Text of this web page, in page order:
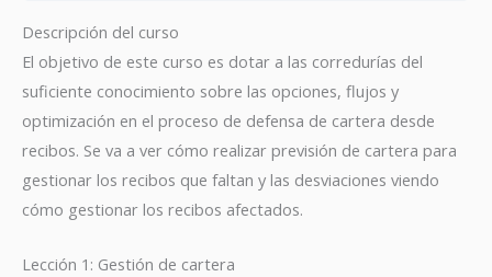
Descripción del curso
El objetivo de este curso es dotar a las corredurías del
suficiente conocimiento sobre las opciones, flujos y
optimización en el proceso de defensa de cartera desde
recibos. Se va a ver cómo realizar previsión de cartera para
gestionar los recibos que faltan y las desviaciones viendo
cómo gestionar los recibos afectados.
Lección 1: Gestión de cartera